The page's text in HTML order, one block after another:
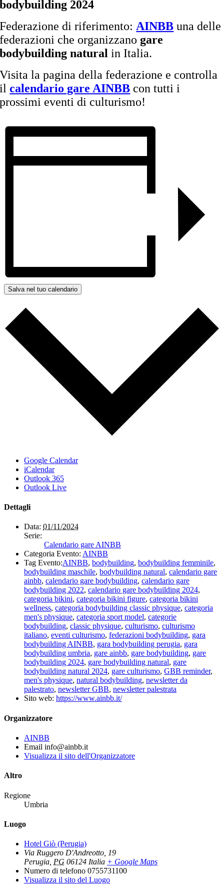
bodybuilding 2024
Federazione di riferimento:AINBB una delle
federazioni che organizzano gare
bodybuilding naturalin Italia.
Visita la pagina della federazione e controlla
ilcalendario gare AINBB con tutti i
prossimi eventi di culturismo!
Salva nel tuo calendario
Google Calendar
iCalendar
Outlook 365
Outlook Live
Dettagli
Data: 01/11/2024
Serie:
Calendario gare AINBB
Categoria Evento: AINBB
Tag Evento:AINBB, bodybuilding, bodybuilding femminile,
bodybuilding maschile, bodybuilding natural, calendario gare
ainbb, calendario gare bodybuilding, calendario gare
bodybuilding 2022, calendario gare bodybuilding 2024,
categoria bikini, categoria bikini figure, categoria bikini
wellness, categoria bodybuilding classic physique, categoria
men's physique, categoria sport model, categorie
bodybuilding, classic physique, culturismo, culturismo
italiano, eventi culturismo, federazioni bodybuilding, gara
bodybuilding AINBB, gara bodybuilding perugia, gara
bodybuilding umbria, gare ainbb, gare bodybuilding, gare
bodybuilding 2024, gare bodybuilding natural, gare
bodybuilding natural 2024, gare culturismo, GBB reminder,
men's physique, natural bodybuilding, newsletter da
palestrato, newsletter GBB, newsletter palestrata
Sito web: https://www.ainbb.it/
Organizzatore
AINBB
Email info@ainbb.it
Visualizza il sito dell'Organizzatore
Altro
Regione
Umbria
Luogo
Hotel Giò (Perugia)
Via Ruggero D'Andreotto, 19
Perugia PG 06124 Italia + Google Maps
Numero di telefono 0755731100
Visualizza il sito del Luogo